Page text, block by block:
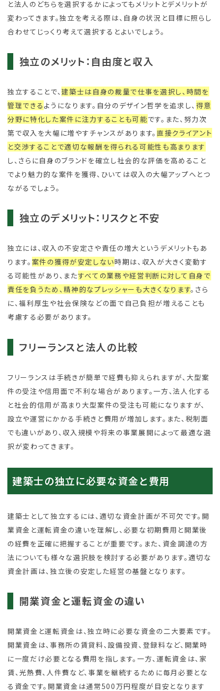
と法人のどちらを選択するかによってもメリットとデメリットが
変わってきます。独立を考える際は、自身の状況と目標に照らし
合わせてじっくり考えて選択するとよいでしょう。
独立のメリット：自由度と収入
独立することで、建築士は自身の裁量で仕事を選択し、時間を
管理できる ようになります。自分のデザイン哲学を追求し、 得意
分野に特化した案件に注力することも可能です。また、努力次
第で収入を大幅に増やすチャンスがあります。 直接クライアント
と交渉することで適切な報酬を得られる可能性も高まります
し、さらに自身のブランドを確立し社会的な評価を高めること
でより魅力的な案件を獲得、ひいては収入の大幅アップへとつ
ながるでしょう。
独立のデメリット：リスクと不安
独立には、収入の不安定さや責任の増大というデメリットもあ
ります。 案件の獲得が安定しない時期は、収入が大きく変動す
る可能性があり、またすべての業務や経営判断に対して自身で
責任を負うため、精神的なプレッシャーも大きくなります。さら
に、福利厚生や社会保険などの面で自己負担が増えることも
考慮する必要があります。
フリーランスと法人の比較
フリーランスは手続きが簡単で経費も抑えられますが、大型案
件の受注や信用面で不利な場合があります。一方、法人化する
と社会的信用が高まり大型案件の受注も可能になりますが、
設立や運営にかかる手続きと費用が増加します。また、税制面
でも違いがあり、収入規模や将来の事業展開によって最適な選
択が変わってきます。
建築士の独立に必要な資金と費用
建築士として独立するには、適切な資金計画が不可欠です。開
業資金と運転資金の違いを理解し、必要な初期費用と開業後
の経費を正確に把握することが重要です。また、資金調達の方
法についても様々な選択肢を検討する必要があります。適切な
資金計画は、独立後の安定した経営の基盤となります。
開業資金と運転資金の違い
開業資金と運転資金は、独立時に必要な資金の二大要素です。
開業資金は、事務所の賃貸料、設備投資、登録料など、開業時
に一度だけ必要となる費用を指します。一方、運転資金は、家
賃、光熱費、人件費など、事業を継続するために毎月必要とな
る資金です。開業資金は通常500万円程度が目安となります